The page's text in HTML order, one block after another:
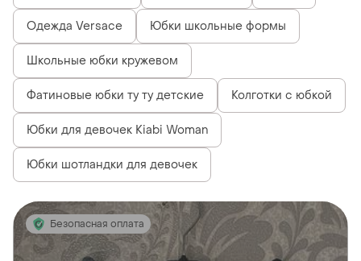
Одежда Versace Юбки школьные формы
Школьные юбки кружевом
Фатиновые юбки ту ту детские Колготки с юбкой
Юбки для девочек Kiabi Woman
Юбки шотландки для девочек
Безопасная оплата